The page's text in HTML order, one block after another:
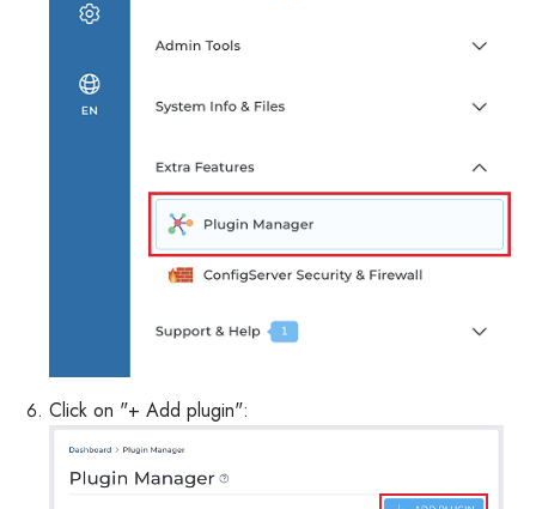
Click on "+ Add plugin":